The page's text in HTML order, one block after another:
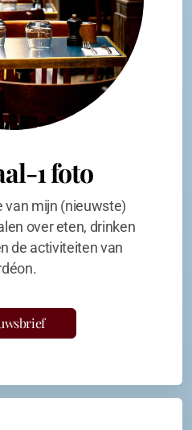
1 foto
van mijn (nieuwste)
over eten, drinken
de activiteiten van